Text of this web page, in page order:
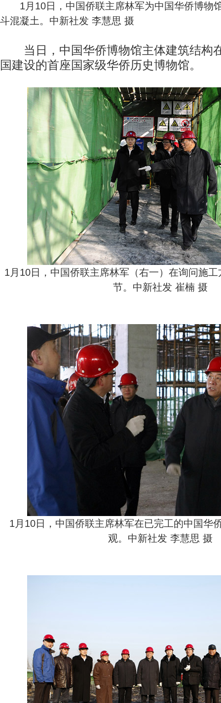
1月10日，中国侨联主席林军为中国华侨博物
斗混凝土。中新社发 李慧思 摄
当日，中国华侨博物馆主体建筑结构
国建设的首座国家级华侨历史博物馆。
1月10日，中国侨联主席林军（右一）在询问施
节。中新社发 崔楠 摄
1月10日，中国侨联主席林军在已完工的中国华
观。中新社发 李慧思 摄